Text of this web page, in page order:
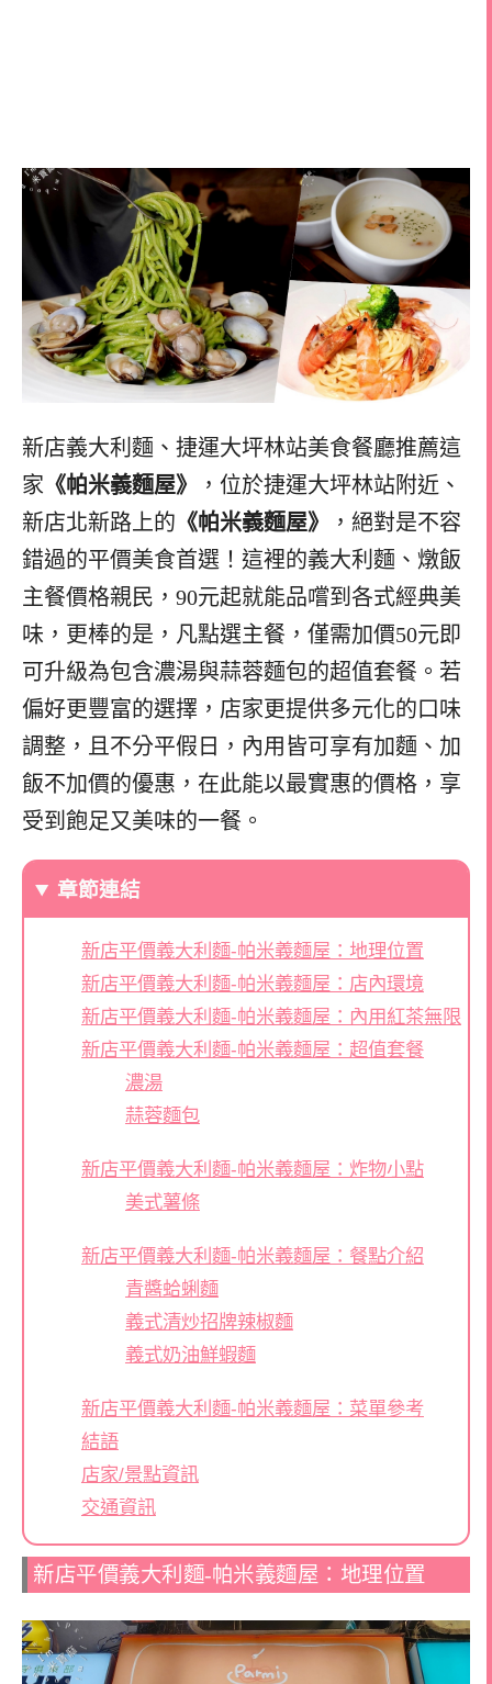
新店義大利麵、捷運大坪林站美食餐廳推薦這
家 《帕米義麵屋》
，位於捷運大坪林站附近、
新店北新路上的 《帕米義麵屋》
，絕對是不容
錯過的平價美食首選！這裡的義大利麵、燉飯
主餐價格親民，90元起就能品嚐到各式經典美
味，更棒的是，凡點選主餐，僅需加價50元即
可升級為包含濃湯與蒜蓉麵包的超值套餐。若
偏好更豐富的選擇，店家更提供多元化的口味
調整，且不分平假日，內用皆可享有加麵、加
飯不加價的優惠，在此能以最實惠的價格，享
受到飽足又美味的一餐。
章節連結
新店平價義大利麵-帕米義麵屋：地理位置
新店平價義大利麵-帕米義麵屋：店內環境
新店平價義大利麵-帕米義麵屋：內用紅茶無限
新店平價義大利麵-帕米義麵屋：超值套餐
濃湯
蒜蓉麵包
新店平價義大利麵-帕米義麵屋：炸物小點
美式薯條
新店平價義大利麵-帕米義麵屋：餐點介紹
青醬蛤蜊麵
義式清炒招牌辣椒麵
義式奶油鮮蝦麵
新店平價義大利麵-帕米義麵屋：菜單參考
結語
店家/景點資訊
交通資訊
新店平價義大利麵-帕米義麵屋：地理位置